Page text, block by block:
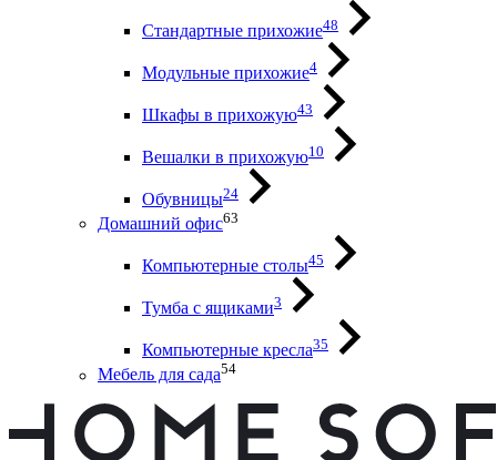
Стандартные прихожие48
Модульные прихожие4
Шкафы в прихожую43
Вешалки в прихожую10
Обувницы24
Домашний офис63
Компьютерные столы45
Тумба с ящиками3
Компьютерные кресла35
Мебель для сада54